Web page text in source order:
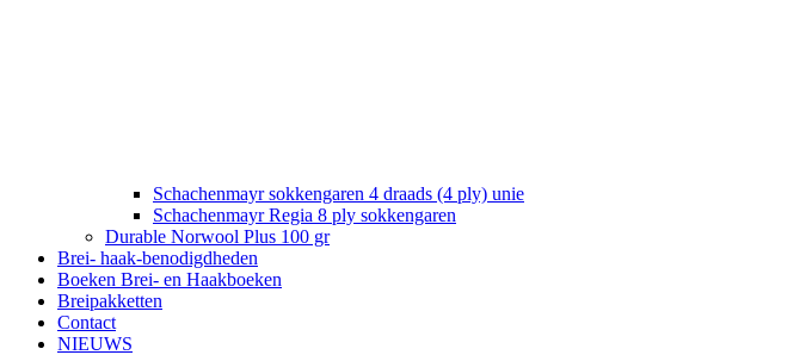
Schachenmayr sokkengaren 4 draads (4 ply) unie
Schachenmayr Regia 8 ply sokkengaren
Durable Norwool Plus 100 gr
Brei- haak-benodigdheden
Boeken Brei- en Haakboeken
Breipakketten
Contact
NIEUWS